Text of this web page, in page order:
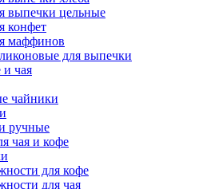
выпечки цельные
конфет
маффинов
для выпечки
и чая
чайники
ручные
чая и кофе
для кофе
для чая